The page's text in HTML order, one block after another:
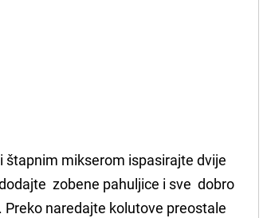
štapnim mikserom ispasirajte dvije
zobene pahuljice i sve dobro
naredajte kolutove preostale